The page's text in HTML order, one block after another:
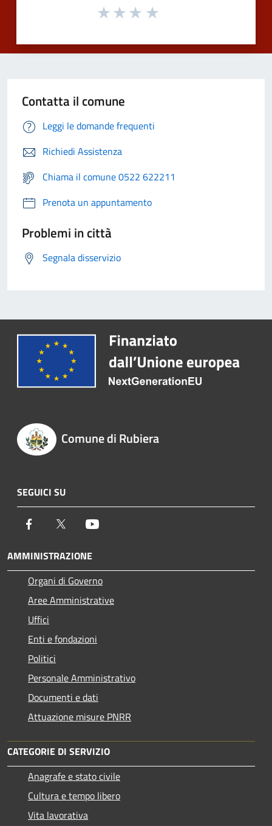
Contatta il comune
Leggi le domande frequenti
Richiedi Assistenza
Chiama il comune 0522 622211
Prenota un appuntamento
Problemi in città
Segnala disservizio
Comune di Rubiera
SEGUICI SU
Facebook Twitter
AMMINISTRAZIONE
Organi di Governo
Aree Amministrative
Uffici
Enti e fondazioni
Politici
Personale Amministrativo
Documenti e dati
Attuazione misure PNRR
CATEGORIE DI SERVIZIO
Anagrafe e stato civile
Cultura e tempo libero
Vita lavorativa